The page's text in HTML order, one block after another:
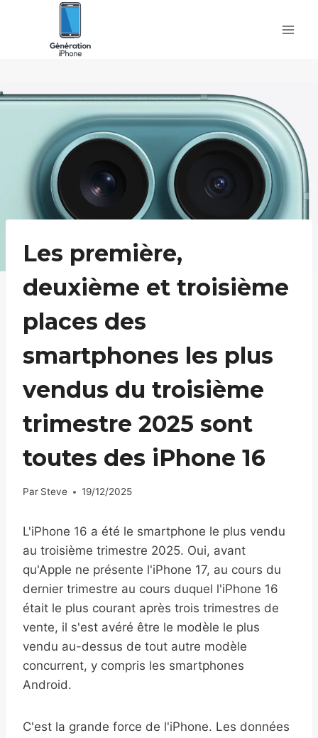
Les première,
deuxième et troisième
places des
smartphones les plus
vendus du troisième
trimestre 2025 sont
toutes des iPhone 16
Par Steve 19/12/2025
L'iPhone 16 a été le smartphone le plus vendu
au troisième trimestre 2025. Oui, avant
qu'Apple ne présente l'iPhone 17, au cours du
dernier trimestre au cours duquel l'iPhone 16
était le plus courant après trois trimestres de
vente, il s'est avéré être le modèle le plus
vendu au-dessus de tout autre modèle
concurrent, y compris les smartphones
Android.
C'est la grande force de l'iPhone. Les données